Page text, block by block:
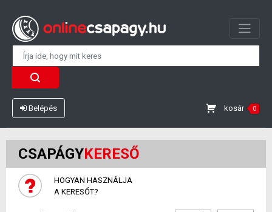
Belépés kosár 0
CSAPÁGYKERESŐ
HOGYAN HASZNÁLJA
A KERESŐT?